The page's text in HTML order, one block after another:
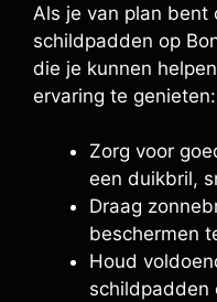
Als je van plan bent
schildpadden op
die je kunnen
ervaring te genieten:
Zorg voor
een duikbril,
Draag
beschermen
Houd
schildpadden